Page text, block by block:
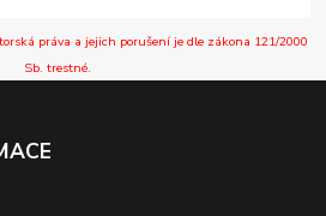
práva a jejich porušení je dle zákona 121/2000
Sb. trestné.